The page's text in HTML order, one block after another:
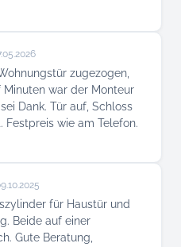
zugezogen,
Minuten war der Monteur
Dank. Tür auf, Schloss
Festpreis wie am Telefon.
für Haustür und
Beide auf einer
Gute Beratung,